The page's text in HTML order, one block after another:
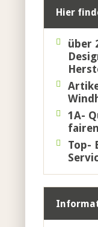
Hier
über
1A-
Top-